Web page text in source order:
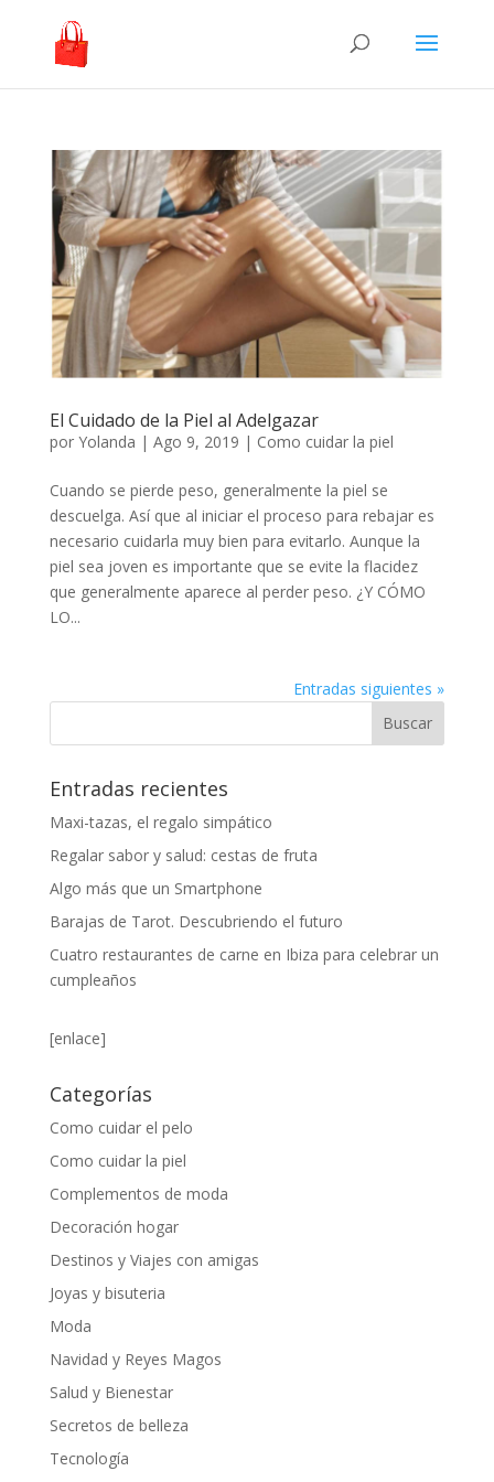
El Cuidado de la Piel al Adelgazar
por Yolanda | Ago 9, 2019 | Como cuidar la piel
Cuando se pierde peso, generalmente la piel se
descuelga. Así que al iniciar el proceso para rebajar es
necesario cuidarla muy bien para evitarlo. Aunque la
piel sea joven es importante que se evite la flacidez
que generalmente aparece al perder peso. ¿Y CÓMO
LO...
Entradas siguientes »
Entradas recientes
Maxi-tazas, el regalo simpático
Regalar sabor y salud: cestas de fruta
Algo más que un Smartphone
Barajas de Tarot. Descubriendo el futuro
Cuatro restaurantes de carne en Ibiza para celebrar un
cumpleaños
[enlace]
Categorías
Como cuidar el pelo
Como cuidar la piel
Complementos de moda
Decoración hogar
Destinos y Viajes con amigas
Joyas y bisuteria
Moda
Navidad y Reyes Magos
Salud y Bienestar
Secretos de belleza
Tecnología